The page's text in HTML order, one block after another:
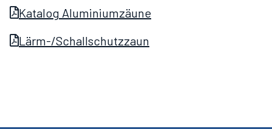
Katalog Aluminiumzäune
Lärm-/Schallschutzzaun